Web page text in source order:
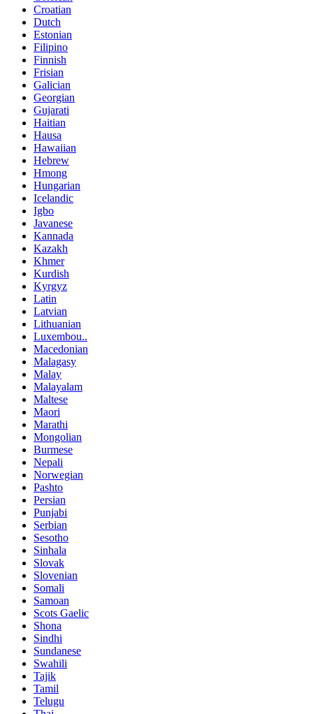
Croatian
Dutch
Estonian
Filipino
Finnish
Frisian
Galician
Georgian
Gujarati
Haitian
Hausa
Hawaiian
Hebrew
Hmong
Hungarian
Icelandic
Igbo
Javanese
Kannada
Kazakh
Khmer
Kurdish
Kyrgyz
Latin
Latvian
Lithuanian
Luxembou..
Macedonian
Malagasy
Malay
Malayalam
Maltese
Maori
Marathi
Mongolian
Burmese
Nepali
Norwegian
Pashto
Persian
Punjabi
Serbian
Sesotho
Sinhala
Slovak
Slovenian
Somali
Samoan
Scots Gaelic
Shona
Sindhi
Sundanese
Swahili
Tajik
Tamil
Telugu